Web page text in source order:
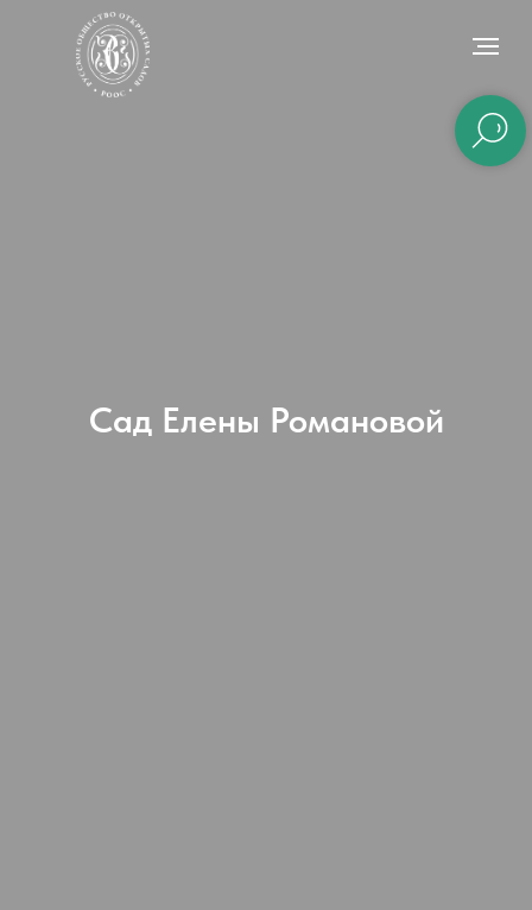
Сад Елены Романовой